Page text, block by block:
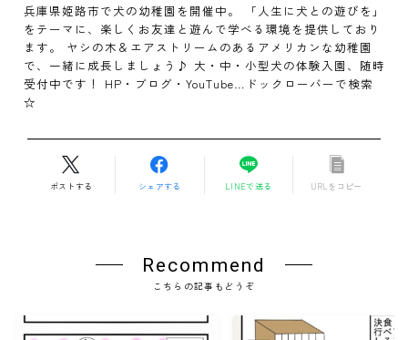
兵庫県姫路市で犬の幼稚園を開催中。 「人生に犬との遊びを」
をテーマに、楽しくお友達と遊んで学べる環境を提供しており
ます。 ヤシの木＆エアストリームのあるアメリカンな幼稚園
で、一緒に成長しましょう♪ 大・中・小型犬の体験入園、随時
受付中です！ HP・ブログ・YouTube…ドックローバーで検索
☆
ポストする シェアする LINEで送る URLをコピー
Recommend
こちらの記事もどうぞ